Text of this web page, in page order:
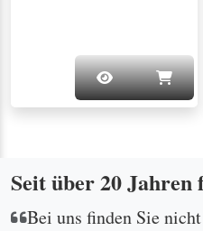
Seit über 20 Jahren
Bei uns finden Sie